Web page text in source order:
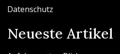
Datenschutz
Neueste Artikel